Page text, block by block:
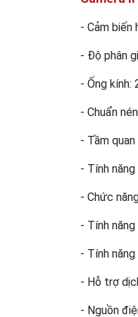
- Cảm biến
- Độ phân
- Ống kính:
- Chuẩn
- Tầm
- Tính
- Chức
- Tính năng
- Tính
- Hỗ trợ
- Nguồn